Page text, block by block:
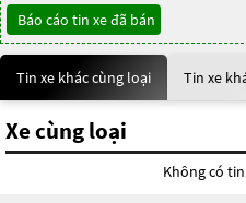
Báo cáo tin xe đã bán
Tin xe khác cùng loại Tin xe
Xe cùng loại
Không có